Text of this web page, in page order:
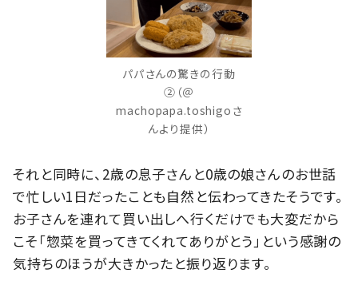
パパさんの驚きの行動
②（＠
machopapa.toshigoさ
んより提供）
それと同時に、2歳の息子さんと0歳の娘さんのお世話
で忙しい1日だったことも自然と伝わってきたそうです。
お子さんを連れて買い出しへ行くだけでも大変だから
こそ「惣菜を買ってきてくれてありがとう」という感謝の
気持ちのほうが大きかったと振り返ります。